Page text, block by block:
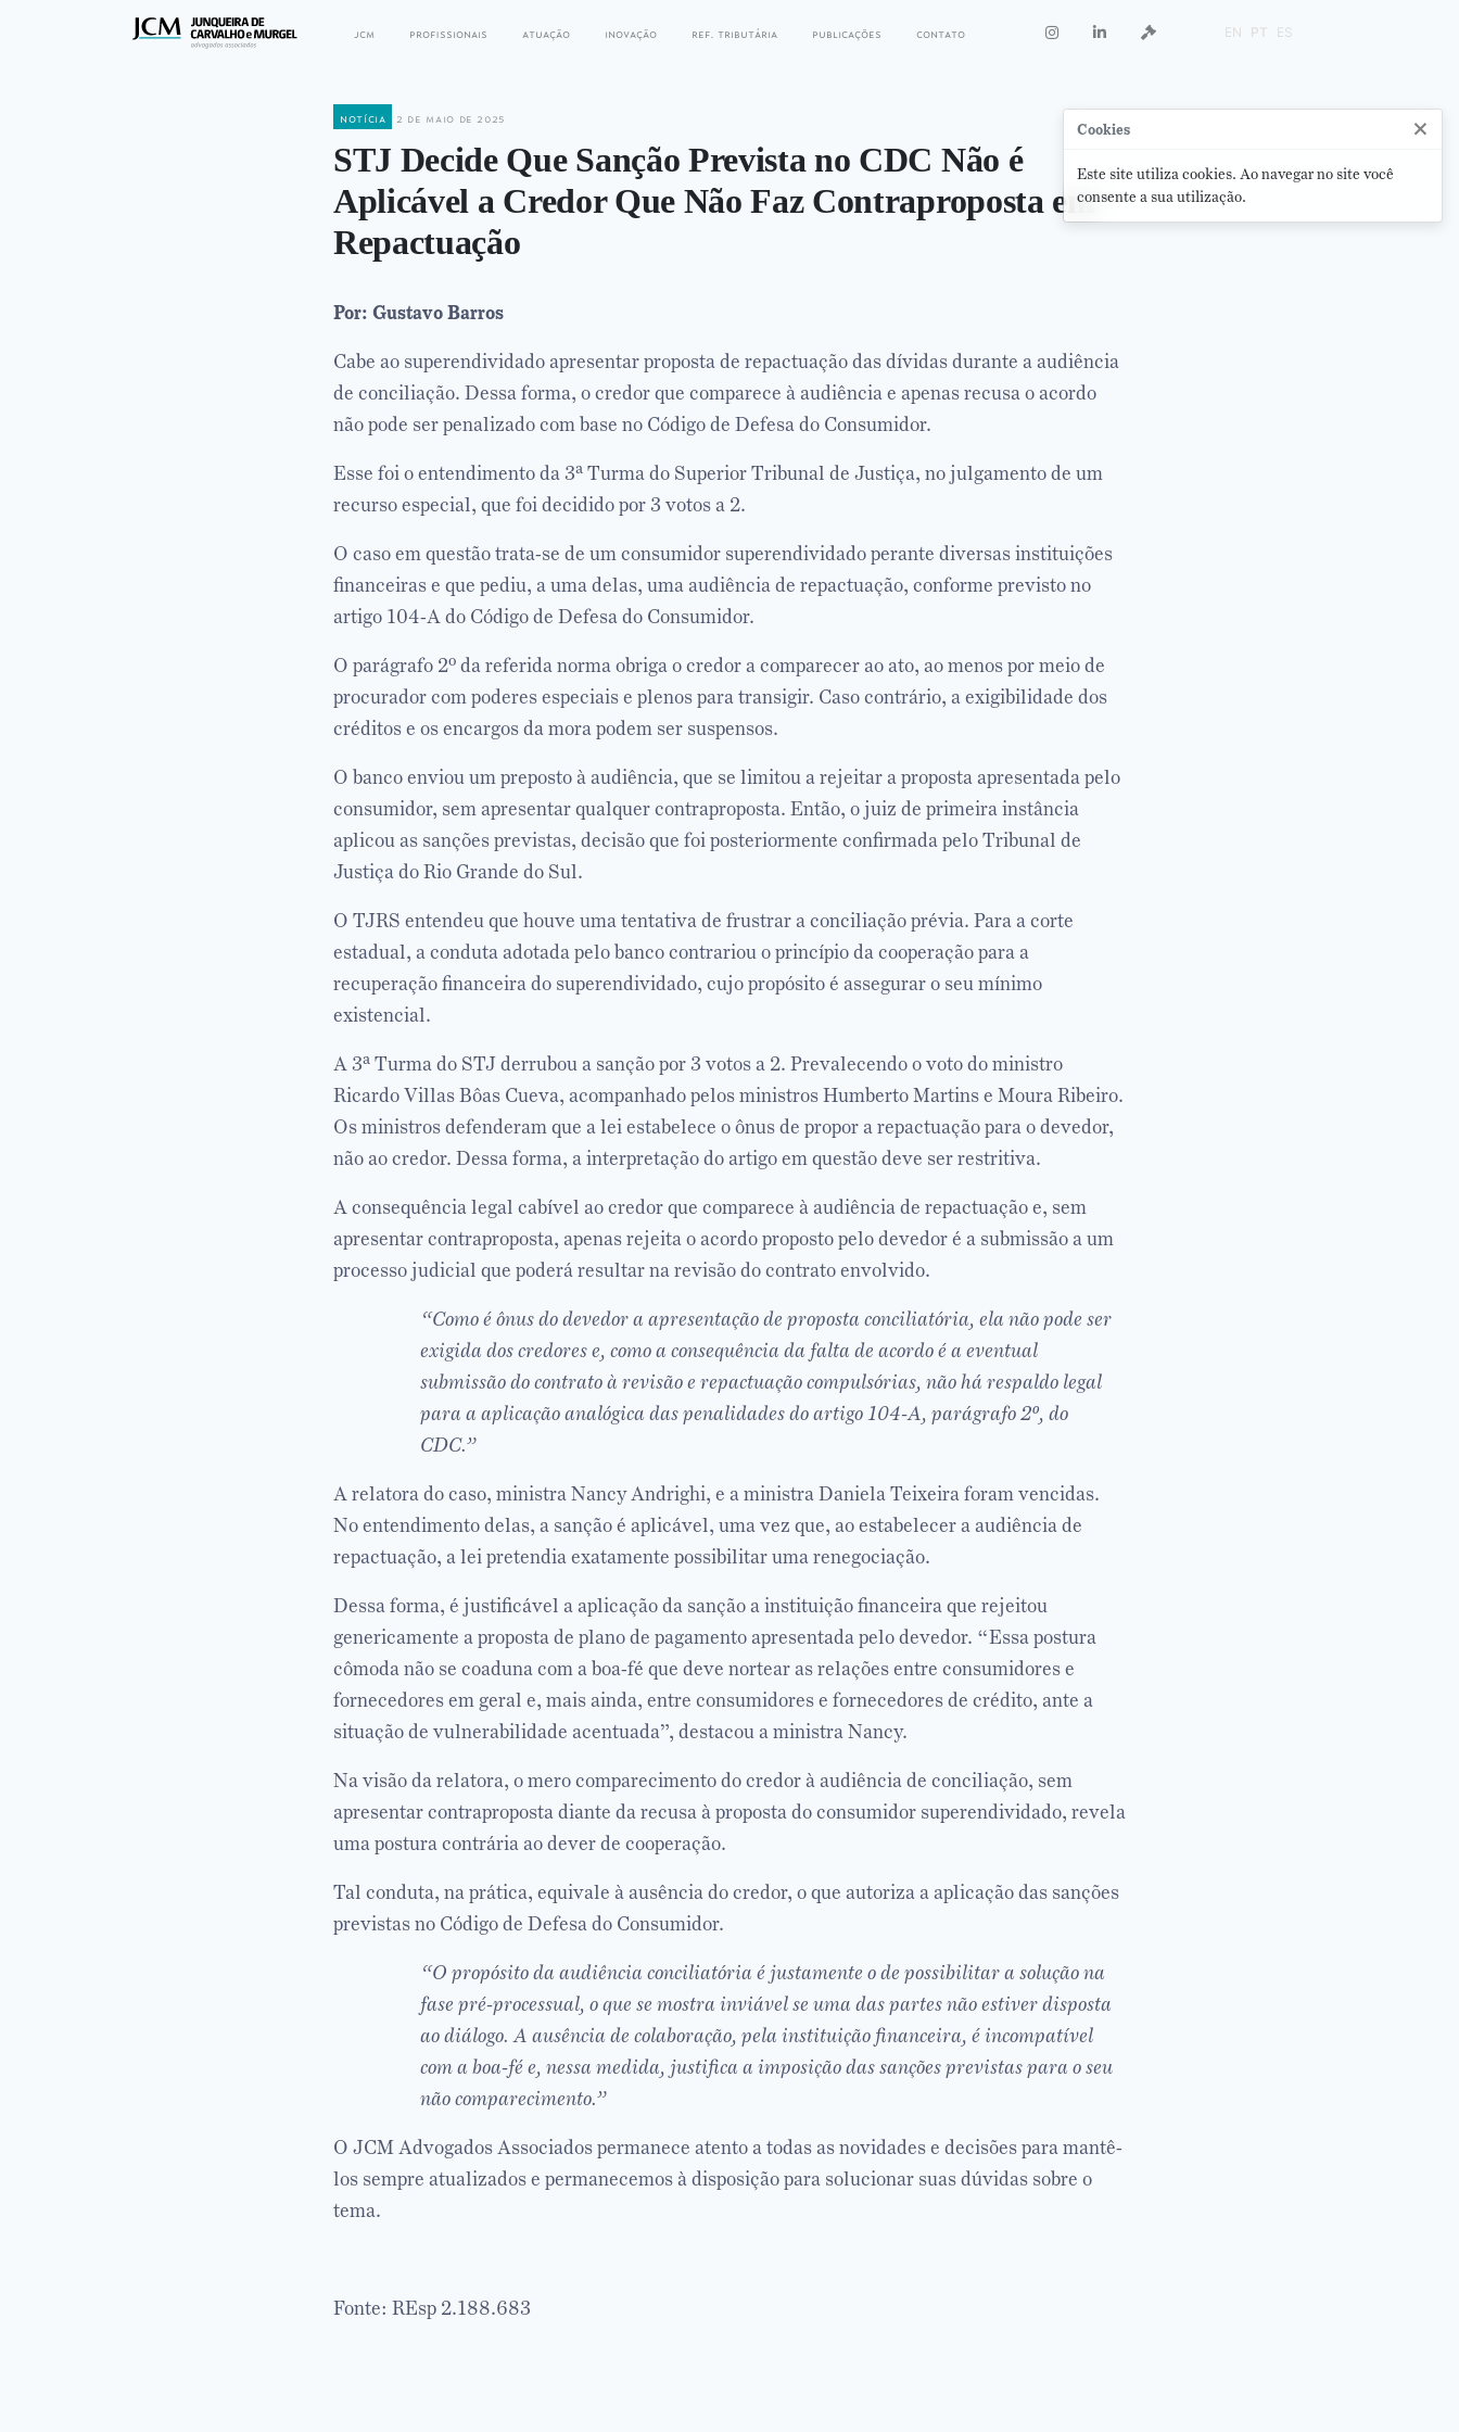
jcm profissionais atuação inovação ref. tributária publicações contato EN PT ES
notícia 2 de maio de 2025
STJ Decide Que Sanção Prevista no CDC Não é
Aplicável a Credor Que Não Faz Contraproposta em
Repactuação
Por: Gustavo Barros
Cabe ao superendividado apresentar proposta de repactuação das dívidas durante a audiência
de conciliação. Dessa forma, o credor que comparece à audiência e apenas recusa o acordo
não pode ser penalizado com base no Código de Defesa do Consumidor.
Esse foi o entendimento da 3ª Turma do Superior Tribunal de Justiça, no julgamento de um
recurso especial, que foi decidido por 3 votos a 2.
O caso em questão trata-se de um consumidor superendividado perante diversas instituições
financeiras e que pediu, a uma delas, uma audiência de repactuação, conforme previsto no
artigo 104-A do Código de Defesa do Consumidor.
O parágrafo 2º da referida norma obriga o credor a comparecer ao ato, ao menos por meio de
procurador com poderes especiais e plenos para transigir. Caso contrário, a exigibilidade dos
créditos e os encargos da mora podem ser suspensos.
O banco enviou um preposto à audiência, que se limitou a rejeitar a proposta apresentada pelo
consumidor, sem apresentar qualquer contraproposta. Então, o juiz de primeira instância
aplicou as sanções previstas, decisão que foi posteriormente confirmada pelo Tribunal de
Justiça do Rio Grande do Sul.
O TJRS entendeu que houve uma tentativa de frustrar a conciliação prévia. Para a corte
estadual, a conduta adotada pelo banco contrariou o princípio da cooperação para a
recuperação financeira do superendividado, cujo propósito é assegurar o seu mínimo
existencial.
A 3ª Turma do STJ derrubou a sanção por 3 votos a 2. Prevalecendo o voto do ministro
Ricardo Villas Bôas Cueva, acompanhado pelos ministros Humberto Martins e Moura Ribeiro.
Os ministros defenderam que a lei estabelece o ônus de propor a repactuação para o devedor,
não ao credor. Dessa forma, a interpretação do artigo em questão deve ser restritiva.
A consequência legal cabível ao credor que comparece à audiência de repactuação e, sem
apresentar contraproposta, apenas rejeita o acordo proposto pelo devedor é a submissão a um
processo judicial que poderá resultar na revisão do contrato envolvido.
“Como é ônus do devedor a apresentação de proposta conciliatória, ela não pode ser
exigida dos credores e, como a consequência da falta de acordo é a eventual
submissão do contrato à revisão e repactuação compulsórias, não há respaldo legal
para a aplicação analógica das penalidades do artigo 104-A, parágrafo 2º, do
CDC.”
A relatora do caso, ministra Nancy Andrighi, e a ministra Daniela Teixeira foram vencidas.
No entendimento delas, a sanção é aplicável, uma vez que, ao estabelecer a audiência de
repactuação, a lei pretendia exatamente possibilitar uma renegociação.
Dessa forma, é justificável a aplicação da sanção a instituição financeira que rejeitou
genericamente a proposta de plano de pagamento apresentada pelo devedor. “Essa postura
cômoda não se coaduna com a boa-fé que deve nortear as relações entre consumidores e
fornecedores em geral e, mais ainda, entre consumidores e fornecedores de crédito, ante a
situação de vulnerabilidade acentuada”, destacou a ministra Nancy.
Na visão da relatora, o mero comparecimento do credor à audiência de conciliação, sem
apresentar contraproposta diante da recusa à proposta do consumidor superendividado, revela
uma postura contrária ao dever de cooperação.
Tal conduta, na prática, equivale à ausência do credor, o que autoriza a aplicação das sanções
previstas no Código de Defesa do Consumidor.
“O propósito da audiência conciliatória é justamente o de possibilitar a solução na
fase pré-processual, o que se mostra inviável se uma das partes não estiver disposta
ao diálogo. A ausência de colaboração, pela instituição financeira, é incompatível
com a boa-fé e, nessa medida, justifica a imposição das sanções previstas para o seu
não comparecimento.”
O JCM Advogados Associados permanece atento a todas as novidades e decisões para mantê-
los sempre atualizados e permanecemos à disposição para solucionar suas dúvidas sobre o
tema.
Fonte: REsp 2.188.683
Cookies ×
Este site utiliza cookies. Ao navegar no site você
consente a sua utilização.